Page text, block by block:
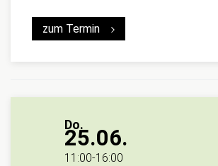
zum Termin
Do.
25.06.
11:00-16:00